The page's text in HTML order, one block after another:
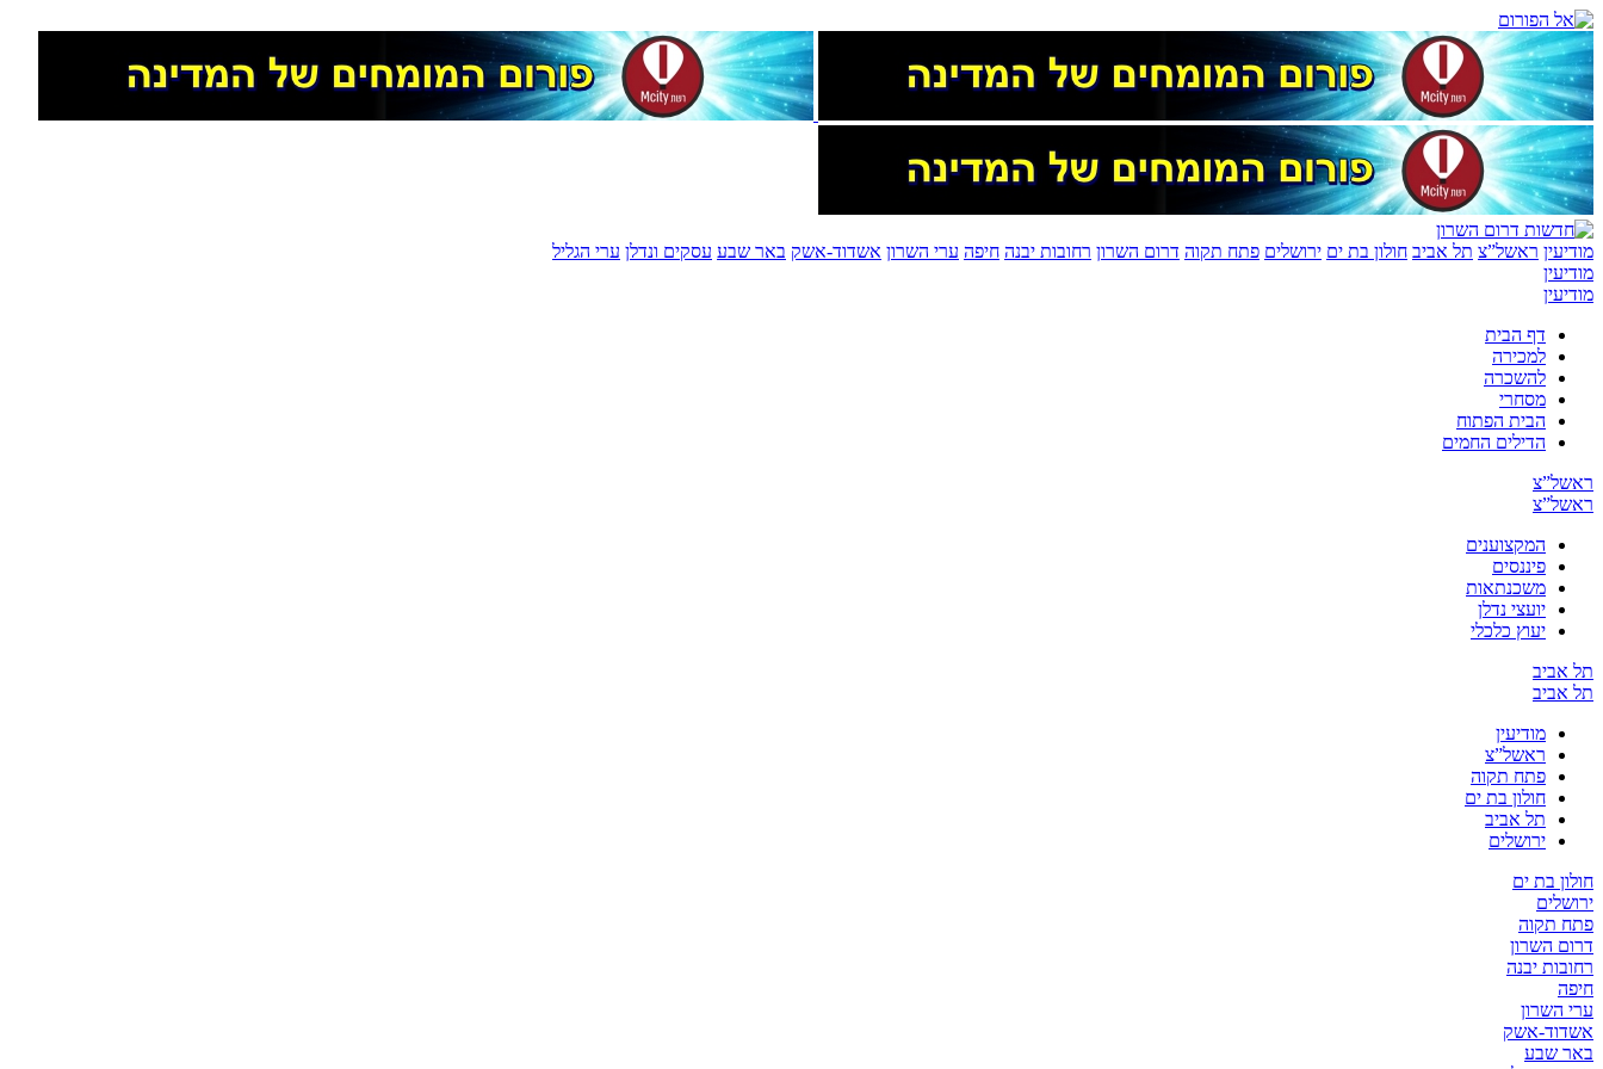
מודיעין ראשל”צ תל אביב חולון בת ים ירושלים פתח תקוה דרום השרון רחובות יבנה חיפה ערי השרון אשדוד-אשק באר שבע עסקים ונדלן ערי הגליל
מודיעין
מודיעין
דף הבית
למכירה
להשכרה
מסחרי
הבית הפתוח
הדילים החמים
ראשל”צ
ראשל”צ
המקצוענים
פיננסים
משכנתאות
יועצי נדלן
יעוץ כלכלי
תל אביב
תל אביב
מודיעין
ראשל”צ
פתח תקוה
חולון בת ים
תל אביב
ירושלים
חולון בת ים
ירושלים
פתח תקוה
דרום השרון
רחובות יבנה
חיפה
ערי השרון
אשדוד-אשק
באר שבע